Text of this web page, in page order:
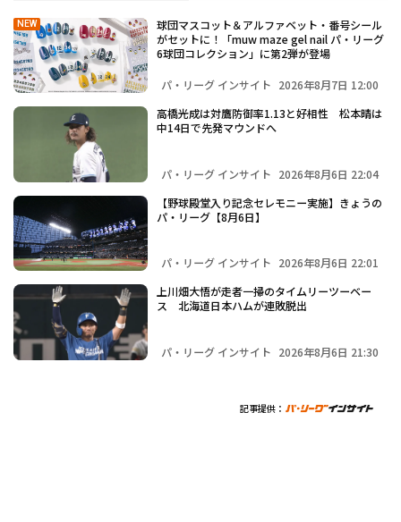
NEW
球団マスコット＆アルファベット・番号シール
がセットに！「muw maze gel nail パ・リーグ
6球団コレクション」に第2弾が登場
パ・リーグ インサイト 2026年8月7日 12:00
高橋光成は対鷹防御率1.13と好相性 松本晴は
中14日で先発マウンドへ
パ・リーグ インサイト 2026年8月6日 22:04
【野球殿堂入り記念セレモニー実施】きょうの
パ・リーグ【8月6日】
パ・リーグ インサイト 2026年8月6日 22:01
上川畑大悟が走者一掃のタイムリーツーベー
ス 北海道日本ハムが連敗脱出
パ・リーグ インサイト 2026年8月6日 21:30
記事提供：